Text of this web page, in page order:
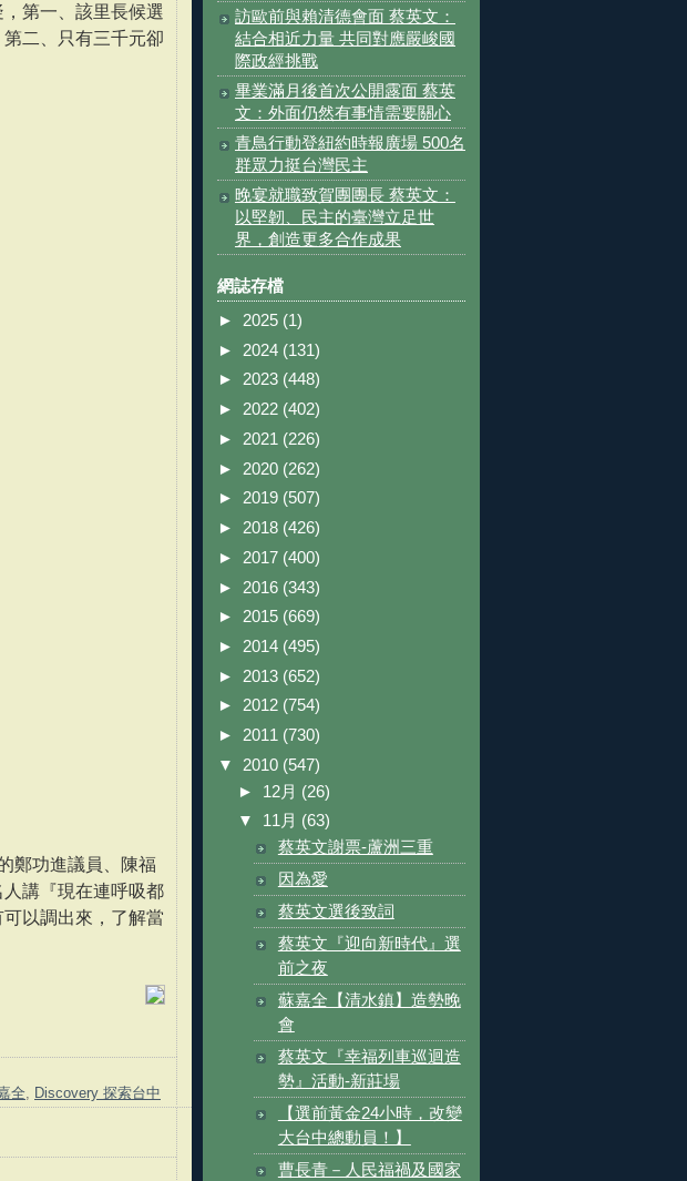
第一、該里長候選
二、只有三千元卻
鄭功進議員、陳福
講『現在連呼吸都
以調出來，了解當
全 Discovery 探索台中
訪歐前與賴清德會面 蔡英文：
結合相近力量 共同對應嚴峻國
際政經挑戰
畢業滿月後首次公開露面 蔡英
文：外面仍然有事情需要關心
青鳥行動登紐約時報廣場 500名
群眾力挺台灣民主
晚宴就職致賀團團長 蔡英文：
以堅韌、民主的臺灣立足世
界，創造更多合作成果
網誌存檔
► 2025 (1)
► 2024 (131)
► 2023 (448)
► 2022 (402)
► 2021 (226)
► 2020 (262)
► 2019 (507)
► 2018 (426)
► 2017 (400)
► 2016 (343)
► 2015 (669)
► 2014 (495)
► 2013 (652)
► 2012 (754)
► 2011 (730)
▼ 2010 (547)
► 12月 (26)
▼ 11月 (63)
蔡英文謝票-蘆洲三重
因為愛
蔡英文選後致詞
蔡英文『迎向新時代』選
前之夜
蘇嘉全【清水鎮】造勢晚
會
蔡英文『幸福列車巡迴造
勢』活動-新莊場
【選前黃金24小時，改變
大台中總動員！】
曹長青－人民福禍及國家